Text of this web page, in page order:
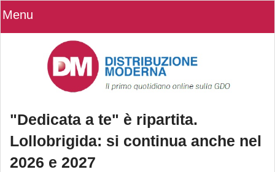
Menu
"Dedicata a te" è ripartita.
Lollobrigida: si continua anche nel
2026 e 2027